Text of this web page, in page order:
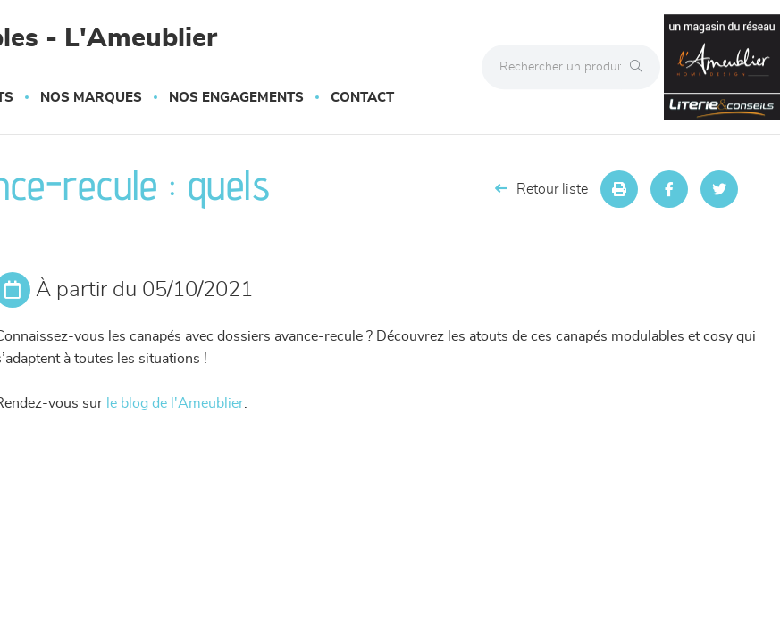
- L'Ameublier
NOS MARQUES NOS ENGAGEMENTS CONTACT
recule : quels
Retour liste
À partir du 05/10/2021
vous les canapés avec dossiers avance-recule ? Découvrez les atouts de ces canapés modulables et cosy qui
à toutes les situations !
vous sur le blog de l'Ameublier